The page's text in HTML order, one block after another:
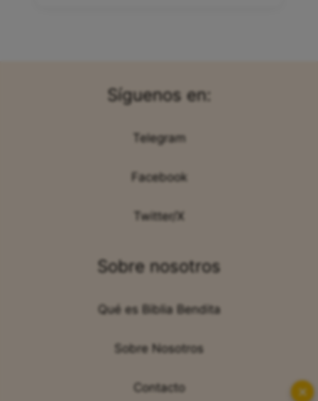
Síguenos en:
Telegram
Facebook
Twitter/X
Sobre nosotros
Qué es Biblia Bendita
Sobre Nosotros
Contacto ✕